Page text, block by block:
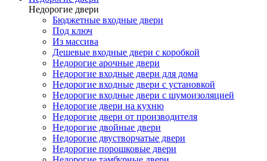
Недорогие двери
Бюджетные входные двери
Под ключ
Из массива
Дешевые входные двери с коробкой
Недорогие арочные двери
Недорогие входные двери для дома
Недорогие входные двери с установкой
Недорогие входные двери с шумоизоляцией
Недорогие двери на кухню
Недорогие двери от производителя
Недорогие двойные двери
Недорогие двустворчатые двери
Недорогие порошковые двери